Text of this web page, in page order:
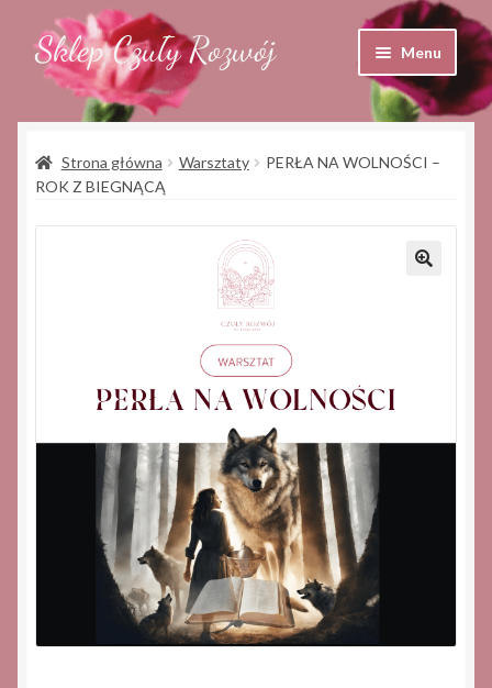
Przejdź
do
nawigacji
Przejdź
do
treści
Sklep Czuły Rozwój Menu
Koszyk
Moje konto
Strona główna Warsztaty
PERŁA NA WOLNOŚCI –
ROK Z BIEGNĄCĄ